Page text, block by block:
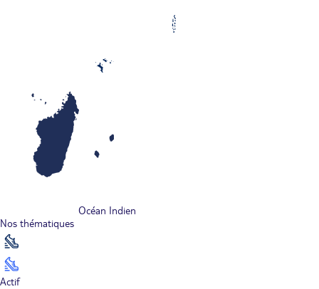
Océan Indien
Nos thématiques
Actif